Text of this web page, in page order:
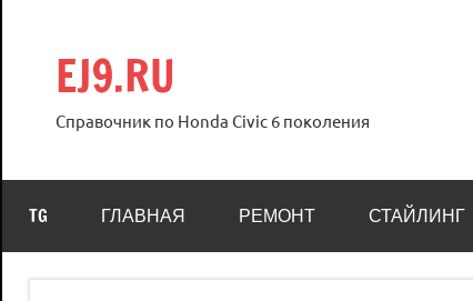
содержимому
EJ9.RU
Справочник по Honda Civic 6 поколения
TG ГЛАВНАЯ РЕМОНТ СТАЙЛИНГ